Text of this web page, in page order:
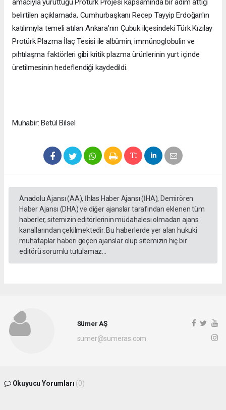
amacıyla yürüttüğü Protürk Projesi kapsamında bir adım attığı
belirtilen açıklamada, Cumhurbaşkanı Recep Tayyip Erdoğan'ın
katılımıyla temeli atılan Ankara'nın Çubuk ilçesindeki Türk Kızılay
Protürk Plazma İlaç Tesisi ile albümin, immünoglobulin ve
pıhtılaşma faktörleri gibi kritik plazma ürünlerinin yurt içinde
üretilmesinin hedeflendiği kaydedildi.
Muhabir: Betül Bilsel
Anadolu Ajansı (AA), İhlas Haber Ajansı (İHA), Demirören
Haber Ajansı (DHA) ve diğer ajanslar tarafından eklenen tüm
haberler, sitemizin editörlerinin müdahalesi olmadan ajans
kanallarından çekilmektedir. Bu haberlerde yer alan hukuki
muhataplar haberi geçen ajanslar olup sitemizin hiç bir
editörü sorumlu tutulamaz...
Sümer AŞ
sumer@sumeras.com
Okuyucu Yorumları (0)